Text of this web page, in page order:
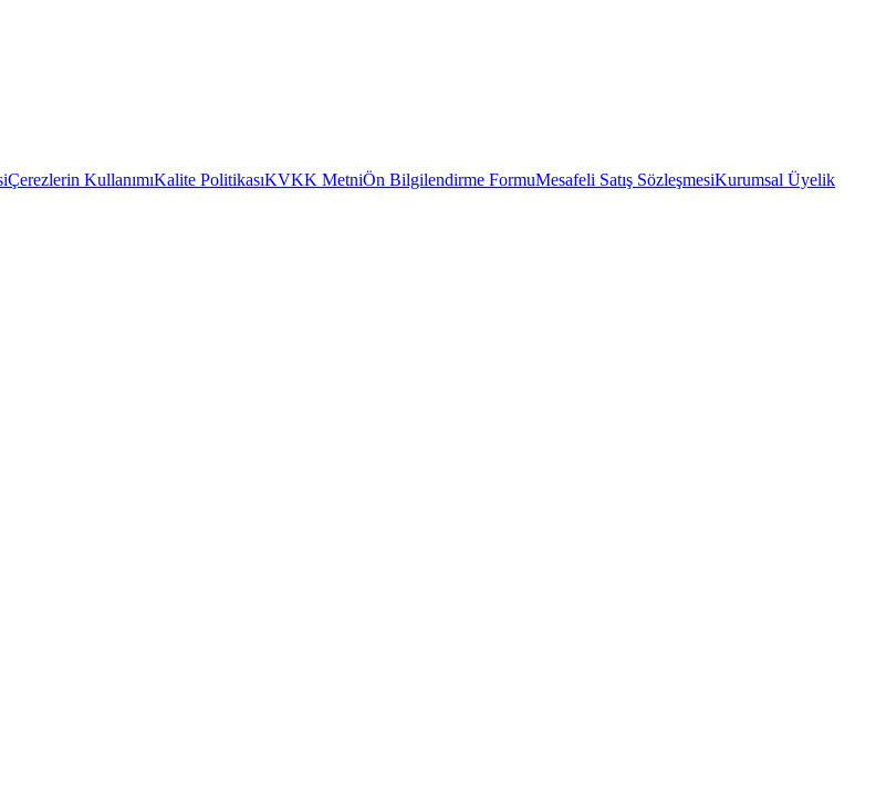
Çerezlerin KullanımıKalite PolitikasıKVKK MetniÖn Bilgilendirme FormuMesafeli Satış SözleşmesiKurumsal Üyelik